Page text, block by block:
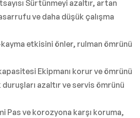
Sürtünmeyi azaltır, artan
ve daha düşük çalışma
etkisini önler, rulman ömrünü
Ekipmanı korur ve ömrünü
azaltır ve servis ömrünü
Pas ve korozyona karşı koruma,